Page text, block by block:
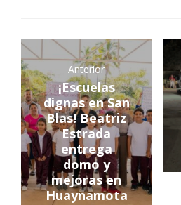
Anterior
¡Escuelas
dignas en San
Blas! Beatriz
Estrada
entrega
domo y
mejoras en
Huaynamota